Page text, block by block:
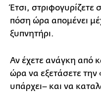
Έτσι, στριφογυρίζετε
πόση ώρα απομένει
ξυπνητήρι.
Αν έχετε ανάγκη από
ώρα να εξετάσετε την
υπάρχει– και να